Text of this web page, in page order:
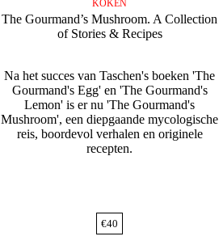
KOKEN
The Gourmand’s Mushroom. A Collection
of Stories & Recipes
Na het succes van Taschen's boeken 'The
Gourmand's Egg' en 'The Gourmand's
Lemon' is er nu 'The Gourmand's
Mushroom', een diepgaande mycologische
reis, boordevol verhalen en originele
recepten.
€40